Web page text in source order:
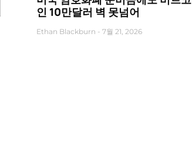
인 10만달러 벽 못넘어
Ethan Blackburn 7월 21, 2026